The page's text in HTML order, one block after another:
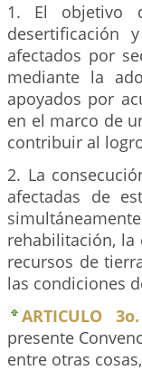
1. El objetivo
desertificación
afectados por
mediante la
apoyados por
en el marco de
contribuir al
2. La
afectadas de
rehabilitación, la
recursos de
las condiciones
ARTICULO
presente
entre otras